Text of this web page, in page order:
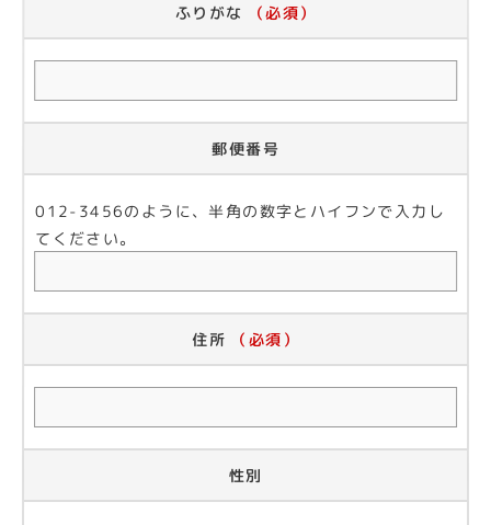
ふりがな （必須）
郵便番号
012-3456のように、半角の数字とハイフンで入力し
てください。
住所 （必須）
性別